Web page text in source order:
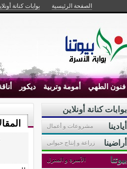
الصفحة الرئيسية بوابات كنانة
فنون الطهي أمومة وتربية ديكور
بوابات كنانة أونلاين
أيادينا
مشروعات و أعمال
أراضينا زراعة و إنتاج حيوانى
بيوتنا الأسرة و المنزل